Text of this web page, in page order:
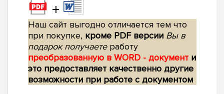
+
Наш сайт выгодно отличается тем что
при покупке, кроме PDF версии Вы в
подарок получаетеработу
преобразованную в WORD - документ и
это предоставляет качественно другие
возможности при работе с документом